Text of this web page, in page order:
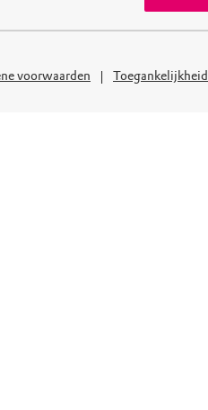
voorwaarden Toegankelijkheid